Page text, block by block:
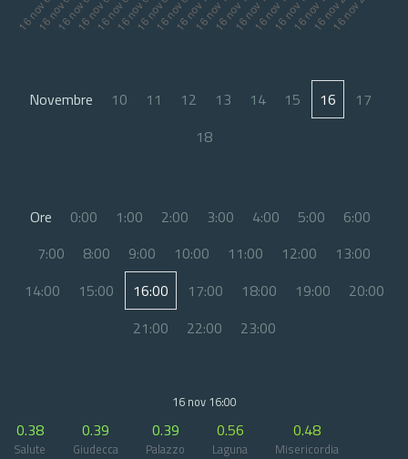
Novembre 10 11 12 13 14 15 16
17
18
Ore 0:00 1:00 2:00 3:00 4:00 5:00
6:00
7:00
8:00 9:00 10:00 11:00 12:00
13:00
14:00
15:00 16:00 17:00 18:00 19:00
20:00
21:00
22:00 23:00
16 nov 16:00
0.38
Salute
0.39
Giudecca
0.39
Palazzo
0.56
Laguna
0.48
Misericordia